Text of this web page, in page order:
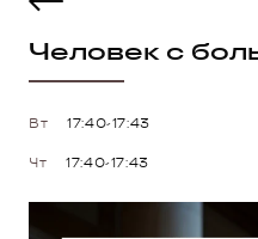
Человек с
Вт 17:40-17:43
Чт 17:40-17:43